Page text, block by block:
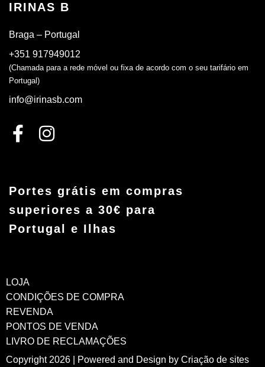
IRINAS B
Braga – Portugal
+351 917949012
(Chamada para a rede móvel ou fixa de acordo com o seu tarifário em
Portugal)
info@irinasb.com
Portes grátis em compras
superiores a 30€ para
Portugal e Ilhas
LOJA
CONDIÇÕES DE COMPRA
REVENDA
PONTOS DE VENDA
LIVRO DE RECLAMAÇÕES
Copyright 2026 | Powered and Design by Criação de sites